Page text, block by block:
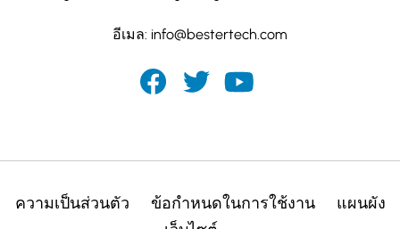
อีเมล: info@bestertech.com
ความเป็นส่วนตัว ข้อกำหนดในการใช้งาน
แผนผัง